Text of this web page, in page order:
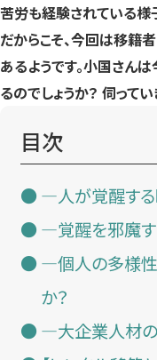
苦労も経験されている様
だからこそ、今回は移籍
あるようです。小国さん
るのでしょうか？ 伺ってい
目次
—人が覚醒する
—覚醒を邪魔
—個人の多様
か？
—大企業人材の